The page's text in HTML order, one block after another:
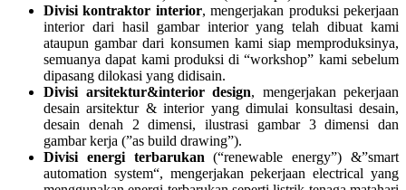
Divisi kontraktor interior, mengerjakan produksi pekerjaan
interior dari hasil gambar interior yang telah dibuat kami
ataupun gambar dari konsumen kami siap memproduksinya,
semuanya dapat kami produksi di “workshop” kami sebelum
dipasang dilokasi yang didisain.
Divisi arsitektur&interior design, mengerjakan pekerjaan
desain arsitektur & interior yang dimulai konsultasi desain,
desain denah 2 dimensi, ilustrasi gambar 3 dimensi dan
gambar kerja (”as build drawing”).
Divisi energi terbarukan (“renewable energy”) &”smart
automation system“, mengerjakan pekerjaan electrical yang